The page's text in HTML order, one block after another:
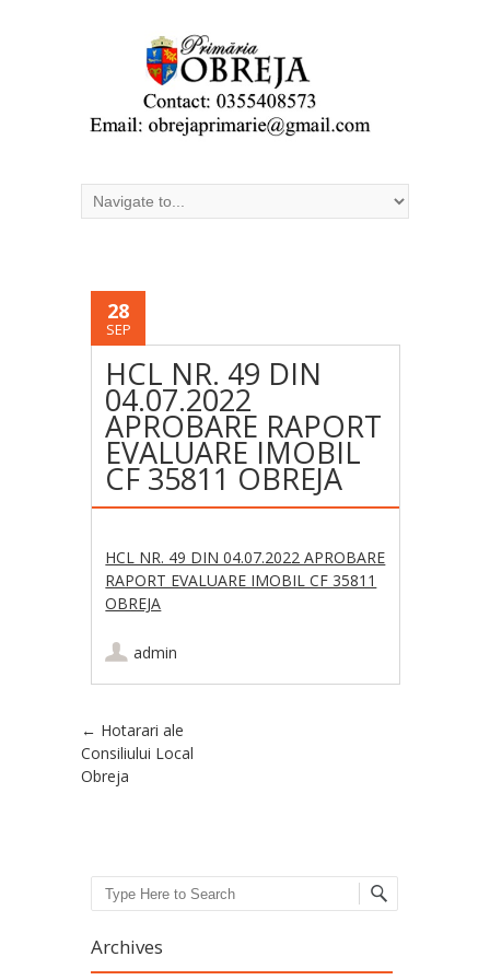
28
SEP
HCL NR. 49 DIN
04.07.2022
APROBARE RAPORT
EVALUARE IMOBIL
CF 35811 OBREJA
HCL NR. 49 DIN 04.07.2022 APROBARE
RAPORT EVALUARE IMOBIL CF 35811
OBREJA
admin
Post navigation
← Hotarari ale
Consiliului Local
Obreja
Search
Archives